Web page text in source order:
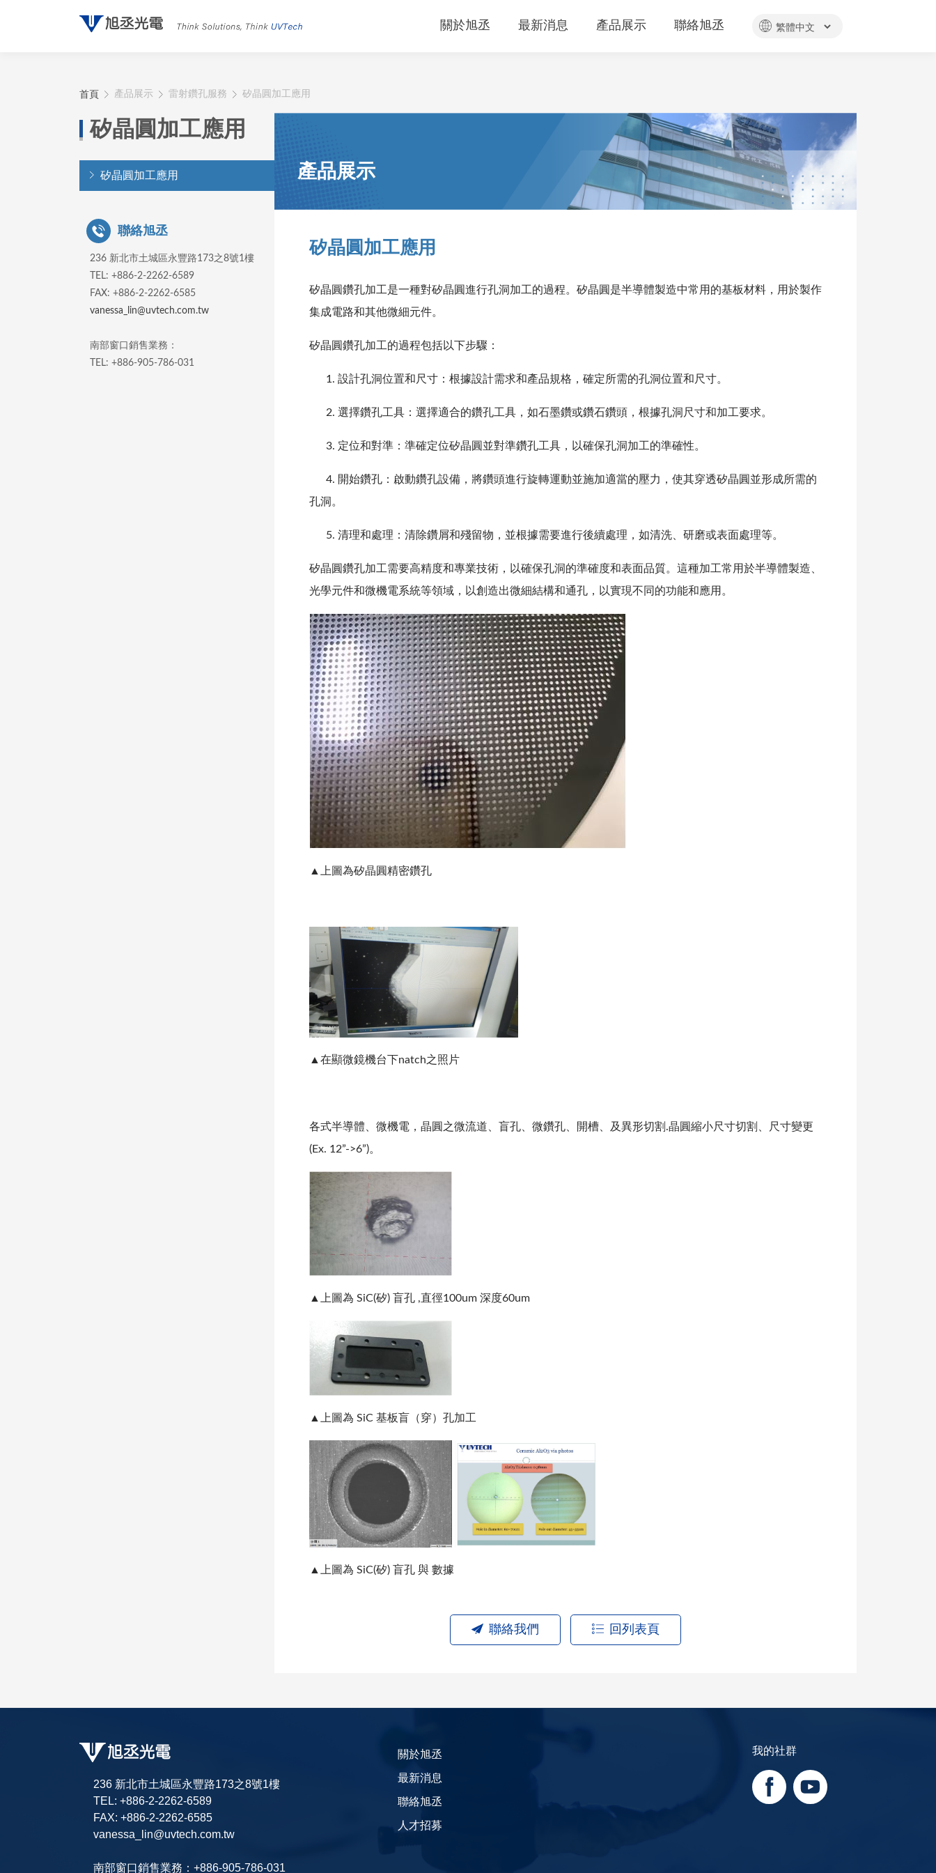
關於旭丞 最新消息 產品展示 聯絡旭丞
首頁 產品展示 雷射鑽孔服務 矽晶圓加工應用
矽晶圓加工應用
矽晶圓加工應用
聯絡旭丞
236 新北市土城區永豐路173之8號1樓
TEL: +886-2-2262-6589
FAX: +886-2-2262-6585
vanessa_lin@uvtech.com.tw
南部窗口銷售業務：
TEL: +886-905-786-031
產品展示
矽晶圓加工應用
矽晶圓鑽孔加工是一種對矽晶圓進行孔洞加工的過程。矽晶圓是半導體製造中常用的基板材料，用於製作
集成電路和其他微細元件。
矽晶圓鑽孔加工的過程包括以下步驟：
1. 設計孔洞位置和尺寸：根據設計需求和產品規格，確定所需的孔洞位置和尺寸。
2. 選擇鑽孔工具：選擇適合的鑽孔工具，如石墨鑽或鑽石鑽頭，根據孔洞尺寸和加工要求。
3. 定位和對準：準確定位矽晶圓並對準鑽孔工具，以確保孔洞加工的準確性。
4. 開始鑽孔：啟動鑽孔設備，將鑽頭進行旋轉運動並施加適當的壓力，使其穿透矽晶圓並形成所需的
孔洞。
5. 清理和處理：清除鑽屑和殘留物，並根據需要進行後續處理，如清洗、研磨或表面處理等。
矽晶圓鑽孔加工需要高精度和專業技術，以確保孔洞的準確度和表面品質。這種加工常用於半導體製造、
光學元件和微機電系統等領域，以創造出微細結構和通孔，以實現不同的功能和應用。
▲上圖為矽晶圓精密鑽孔
▲在顯微鏡機台下natch之照片
各式半導體、微機電，晶圓之微流道、盲孔、微鑽孔、開槽、及異形切割.晶圓縮小尺寸切割、尺寸變更
(Ex. 12”->6”)。
▲上圖為 SiC(矽) 盲孔 ,直徑100um 深度60um
▲上圖為 SiC 基板盲（穿）孔加工
▲上圖為 SiC(矽) 盲孔 與 數據
聯絡我們 回列表頁
236 新北市土城區永豐路173之8號1樓
TEL: +886-2-2262-6589
FAX: +886-2-2262-6585
vanessa_lin@uvtech.com.tw
南部窗口銷售業務：+886-905-786-031
關於旭丞
最新消息
聯絡旭丞
人才招募
我的社群